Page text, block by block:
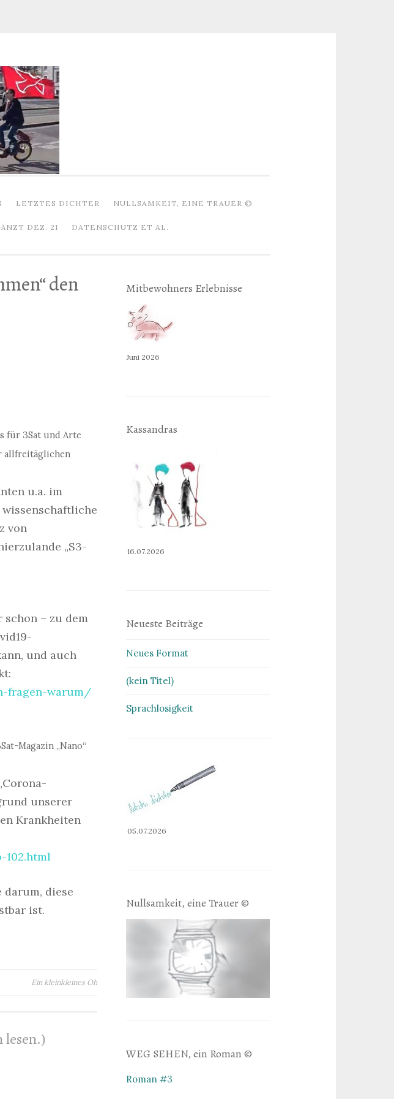
LETZTES DICHTER NULLSAMKEIT, EINE TRAUER ©
DEZ. 21 DATENSCHUTZ ET AL.
den
für 3Sat und Arte
allfreitäglichen
u.a. im
von
„S3-
– zu dem
und auch
fragen-warum/
Magazin „Nano“
unserer
Krankheiten
102.html
diese
ist.
Ein kleinkleines Oh
Mitbewohners Erlebnisse
Juni 2026
Kassandras
16.07.2026
Neueste Beiträge
Neues Format
(kein Titel)
Sprachlosigkeit
05.07.2026
Nullsamkeit, eine Trauer ©
WEG SEHEN, ein Roman ©
Roman #3